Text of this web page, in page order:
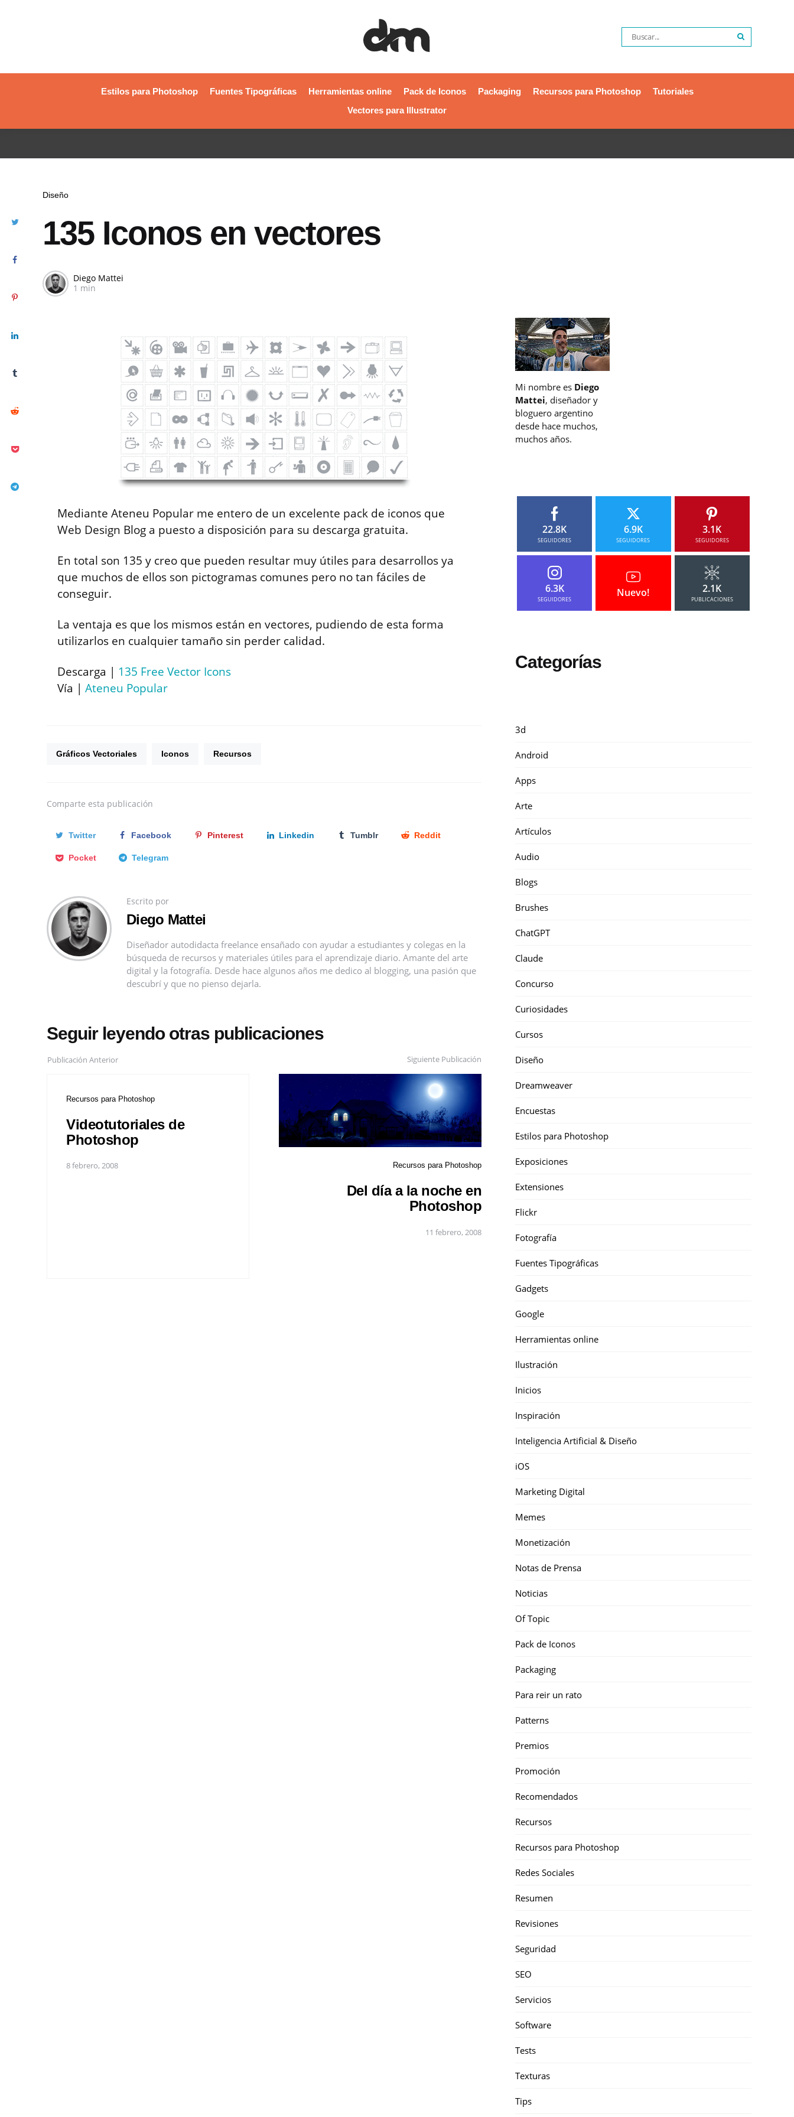
Estilos para Photoshop Fuentes Tipográficas Herramientas online Pack de Iconos Packaging Recursos para Photoshop
Tutoriales
Vectores para Illustrator
Diseño
135 Iconos en vectores
Diego Mattei
1 min
Mediante Ateneu Popular me entero de un excelente pack de iconos que
Web Design Blog a puesto a disposición para su descarga gratuita.
En total son 135 y creo que pueden resultar muy útiles para desarrollos ya
que muchos de ellos son pictogramas comunes pero no tan fáciles de
conseguir.
La ventaja es que los mismos están en vectores, pudiendo de esta forma
utilizarlos en cualquier tamaño sin perder calidad.
Descarga | 135 Free Vector Icons
Vía | Ateneu Popular
Gráficos Vectoriales Iconos Recursos
Comparte esta publicación
Twitter Facebook Pinterest Linkedin Tumblr Reddit
Pocket Telegram
Escrito por
Diego Mattei
Diseñador autodidacta freelance ensañado con ayudar a estudiantes y colegas en la
búsqueda de recursos y materiales útiles para el aprendizaje diario. Amante del arte
digital y la fotografía. Desde hace algunos años me dedico al blogging, una pasión que
descubrí y que no pienso dejarla.
Seguir leyendo otras publicaciones
Publicación Anterior
Recursos para Photoshop
Videotutoriales de
Photoshop
8 febrero, 2008
Siguiente Publicación
Recursos para Photoshop
Del día a la noche en
Photoshop
11 febrero, 2008
Mi nombre es Diego
Mattei, diseñador y
bloguero argentino
desde hace muchos,
muchos años.
22.8K
SEGUIDORES
6.9K
SEGUIDORES
3.1K
SEGUIDORES
6.3K
SEGUIDORES
Nuevo! 2.1K
PUBLICACIONES
Categorías
3d
Android
Apps
Arte
Artículos
Audio
Blogs
Brushes
ChatGPT
Claude
Concurso
Curiosidades
Cursos
Diseño
Dreamweaver
Encuestas
Estilos para Photoshop
Exposiciones
Extensiones
Flickr
Fotografía
Fuentes Tipográficas
Gadgets
Google
Herramientas online
Ilustración
Inicios
Inspiración
Inteligencia Artificial & Diseño
iOS
Marketing Digital
Memes
Monetización
Notas de Prensa
Noticias
Of Topic
Pack de Iconos
Packaging
Para reir un rato
Patterns
Premios
Promoción
Recomendados
Recursos
Recursos para Photoshop
Redes Sociales
Resumen
Revisiones
Seguridad
SEO
Servicios
Software
Tests
Texturas
Tips